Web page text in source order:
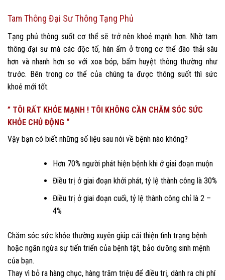
Tam Thông Đại Sư Thông Tạng Phủ
Tạng phủ thông suốt cơ thể sẽ trở nên khoẻ mạnh hơn. Nhờ tam
thông đại sư mà các độc tố, hàn ẩm ở trong cơ thể đào thải sâu
hơn và nhanh hơn so với xoa bóp, bấm huyệt thông thường như
trước. Bên trong cơ thể của chúng ta được thông suốt thì sức
khoẻ mới tốt.
” TÔI RẤT KHỎE MẠNH ! TÔI KHÔNG CẦN CHĂM SÓC SỨC
KHỎE CHỦ ĐỘNG “
Vậy bạn có biết những số liệu sau nói về bệnh nào không?
Hơn 70% người phát hiện bệnh khi ở giai đoạn muộn
Điều trị ở giai đoạn khởi phát, tỷ lệ thành công là 30%
Điều trị ở giai đoạn cuối, tỷ lệ thành công chỉ là 2 –
4%
Chăm sóc sức khỏe thường xuyên giúp cải thiện tình trạng bệnh
hoặc ngăn ngừa sự tiến triển của bệnh tật, bảo dưỡng sinh mệnh
của bạn.
Thay vì bỏ ra hàng chục, hàng trăm triệu để điều trị, dành ra chi phí